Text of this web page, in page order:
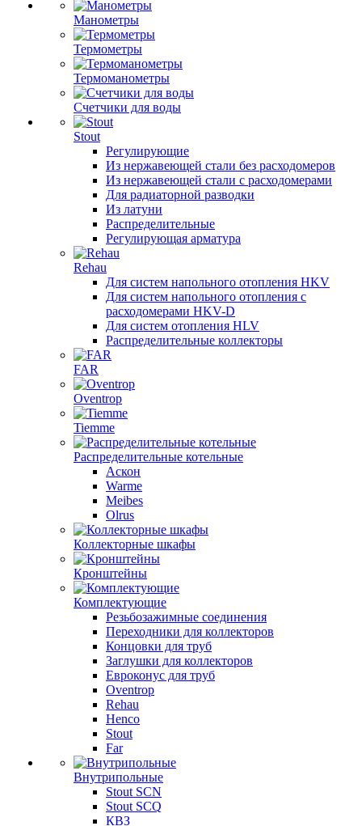
Манометры
Термометры
Термоманометры
Счетчики для воды
Stout
Регулирующие
Из нержавеющей стали без расходомеров
Из нержавеющей стали с расходомерами
Для радиаторной разводки
Из латуни
Распределительные
Регулирующая арматура
Rehau
Для систем напольного отопления HKV
Для систем напольного отопления с
расходомерами HKV-D
Для систем отопления HLV
Распределительные коллекторы
FAR
Oventrop
Tiemme
Распределительные котельные
Аскон
Warme
Meibes
Olrus
Коллекторные шкафы
Кронштейны
Комплектующие
Резьбозажимные соединения
Переходники для коллекторов
Концовки для труб
Заглушки для коллекторов
Евроконус для труб
Oventrop
Rehau
Henco
Stout
Far
Внутрипольные
Stout SCN
Stout SCQ
КВЗ